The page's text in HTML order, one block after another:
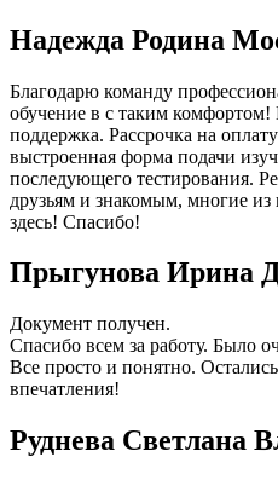
Надежда Родина
Благодарю команду
обучение в с таким комфортом!
поддержка. Рассрочка на
выстроенная форма подачи
последующего тестирования.
друзьям и знакомым, многие из
здесь! Спасибо!
Прыгунова Ирина
Документ получен.
Спасибо всем за работу. Было
Все просто и понятно.
впечатления!
Руднева Светлана